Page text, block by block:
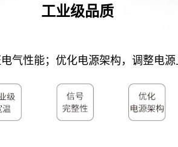
工业级品质
气性能；优化电源架构，调整电源